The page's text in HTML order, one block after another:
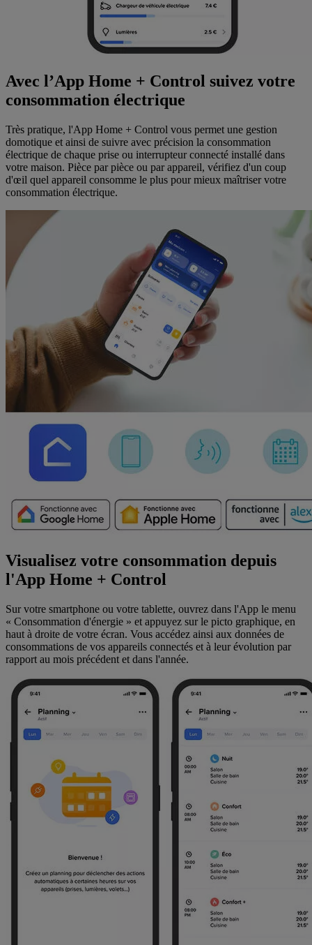
Avec l’App Home + Control suivez votre
consommation électrique
Très pratique, l'App Home + Control vous permet une gestion
domotique et ainsi de suivre avec précision la consommation
électrique de chaque prise ou interrupteur connecté installé dans
votre maison. Pièce par pièce ou par appareil, vérifiez d'un coup
d'œil quel appareil consomme le plus pour mieux maîtriser votre
consommation électrique.
Visualisez votre consommation depuis
l'App Home + Control
Sur votre smartphone ou votre tablette, ouvrez dans l'App le menu
« Consommation d'énergie » et appuyez sur le picto graphique, en
haut à droite de votre écran. Vous accédez ainsi aux données de
consommations de vos appareils connectés et à leur évolution par
rapport au mois précédent et dans l'année.